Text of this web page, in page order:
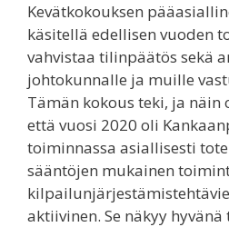
Kevätkokouksen
käsitellä edellisen vuoden
vahvistaa tilinpäätös sekä
johtokunnalle ja muille
Tämän kokous teki, ja näin
että vuosi 2020 oli
toiminnassa asiallisesti
sääntöjen mukainen
aktiivinen. Se näkyy